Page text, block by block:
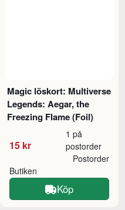
Magic löskort: Multiverse
Legends: Aegar, the
Freezing Flame (Foil)
15 kr
1 på
postorder
Butiken
Postorder
Köp